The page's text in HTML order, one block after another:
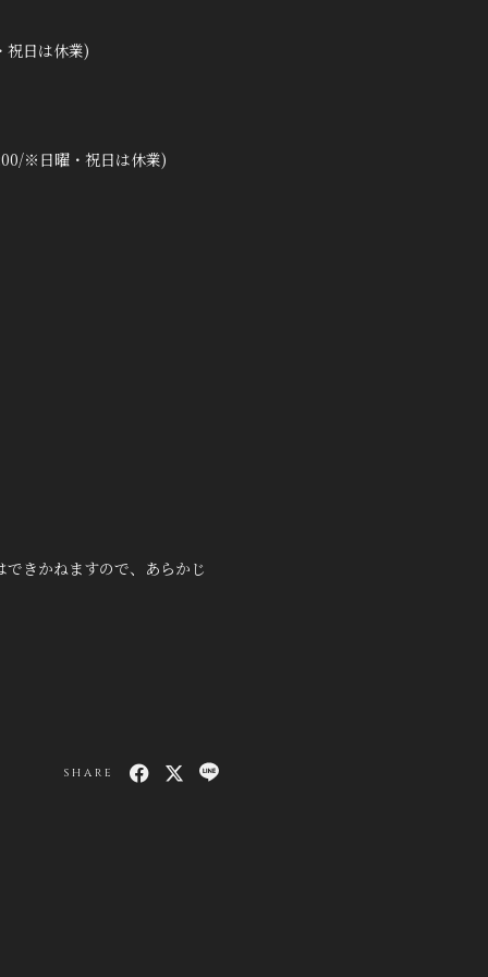
祝日は休業)
※日曜・祝日は休業)
きかねますので、あらかじ
SHARE